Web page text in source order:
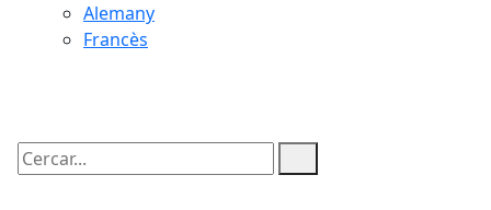
Alemany
Francès
Cercar: